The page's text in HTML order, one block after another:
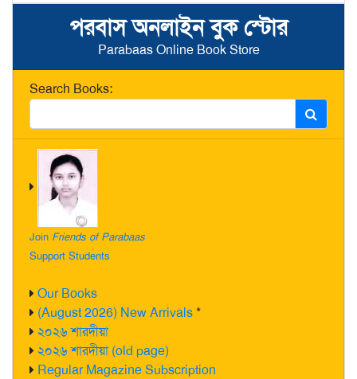
পরবাস অনলাইন বুক স্টোর
Parabaas Online Book Store
Search Books:
Join Friends of Parabaas
Support Students
Our Books
(August 2026) New Arrivals*
২০২৬ শারদীয়া
২০২৬ শারদীয়া (old page)
Regular Magazine Subscription